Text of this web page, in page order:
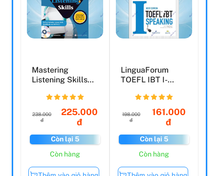
Mastering
Listening Skills
238.000
đ
225.000
đ
Còn lại 5
Còn hàng
LinguaForum
TOEFL IBT I-
198.000
đ
161.000
đ
Còn lại 5
Còn hàng